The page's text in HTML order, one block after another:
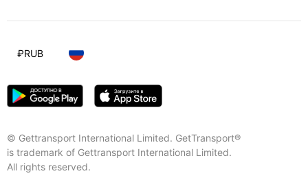
© Gettransport International Limited. GetTransport®
is trademark of Gettransport International Limited.
All rights reserved.
₽RUB